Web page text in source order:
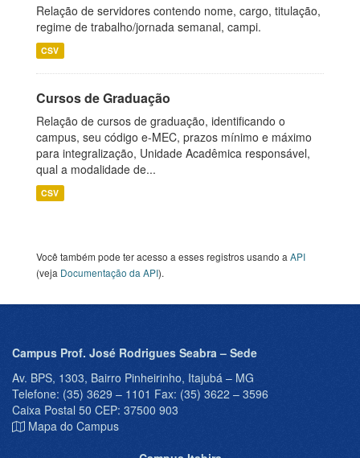
Relação de servidores contendo nome, cargo, titulação,
regime de trabalho/jornada semanal, campi.
CSV
Cursos de Graduação
Relação de cursos de graduação, identificando o
campus, seu código e-MEC, prazos mínimo e máximo
para integralização, Unidade Acadêmica responsável,
qual a modalidade de...
CSV
Você também pode ter acesso a esses registros usando a API
(veja Documentação da API).
Campus Prof. José Rodrigues Seabra – Sede
Av. BPS, 1303, Bairro Pinheirinho, Itajubá – MG
Telefone: (35) 3629 – 1101 Fax: (35) 3622 – 3596
Caixa Postal 50 CEP: 37500 903
Mapa do Campus